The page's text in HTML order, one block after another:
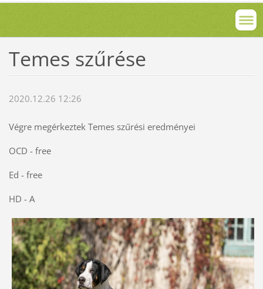
Temes szűrése
2020.12.26 12:26
Végre megérkeztek Temes szűrési eredményei
OCD - free
Ed - free
HD - A